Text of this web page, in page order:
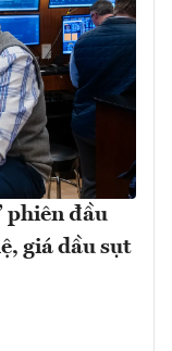
phiên đầu
giá dầu sụt